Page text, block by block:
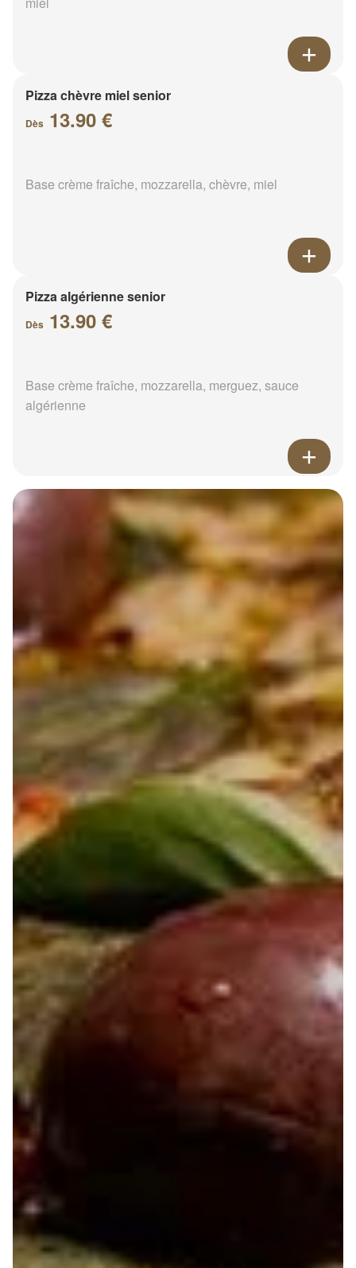
Pizza chèvre miel senior
Dès 13.90 €
Base crème fraîche, mozzarella, chèvre, miel
Pizza algérienne senior
Dès 13.90 €
Base crème fraîche, mozzarella, merguez, sauce
algérienne